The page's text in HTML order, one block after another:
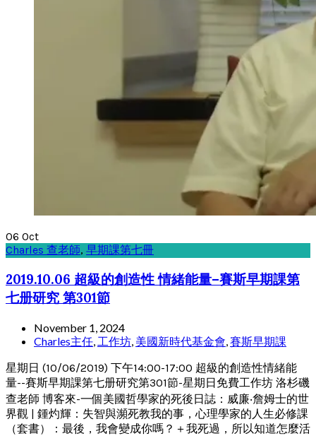
06 Oct
Charles 查老師, 早期課第七冊
2019.10.06 超級的創造性 情緒能量–賽斯早期課第
七册研究 第301節
November 1, 2024
Charles主任, 工作坊, 美國新時代基金會,賽斯早期課
星期日 (10/06/2019) 下午14:00-17:00 超級的創造性情緒能
量--賽斯早期課第七册研究第301節-星期日免費工作坊 洛杉磯
查老師 博客來-一個美國哲學家的死後日誌：威廉‧詹姆士的世
界觀 | 鍾灼輝：失智與瀕死教我的事，心理學家的人生必修課
（套書）：最後，我會變成你嗎？＋我死過，所以知道怎麼活